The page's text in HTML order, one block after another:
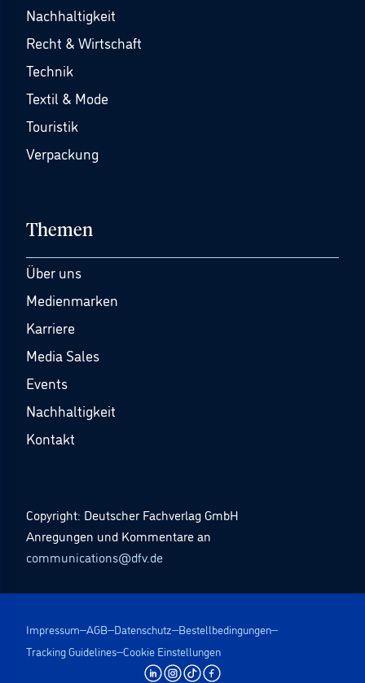
Nachhaltigkeit
Recht & Wirtschaft
Technik
Textil & Mode
Touristik
Verpackung
Themen
Über uns
Medienmarken
Karriere
Media Sales
Events
Nachhaltigkeit
Kontakt
Copyright: Deutscher Fachverlag GmbH
Anregungen und Kommentare an
communications@dfv.de
Impressum AGB Datenschutz Bestellbedingungen
Tracking Guidelines Cookie Einstellungen